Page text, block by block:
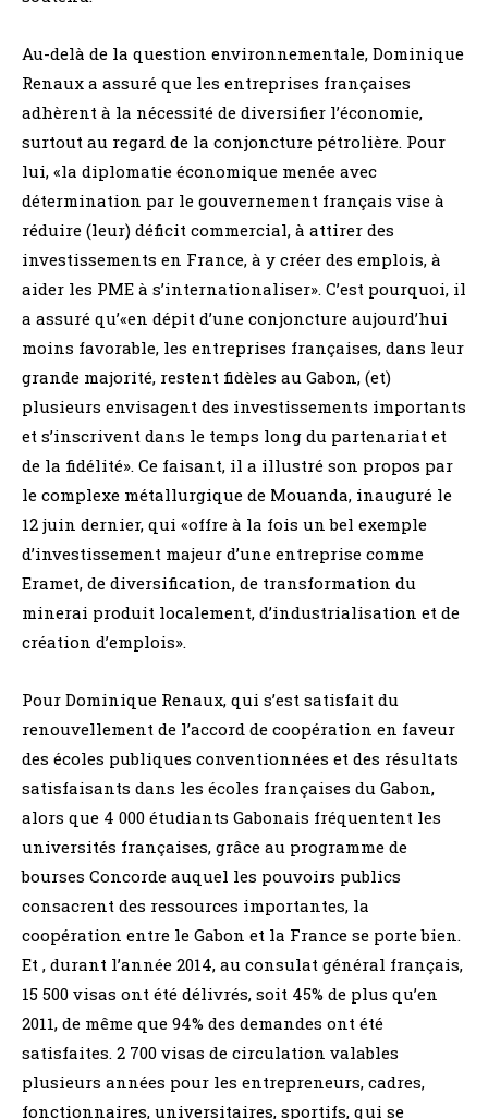
Au-delà de la question environnementale, Dominique
Renaux a assuré que les entreprises françaises
adhèrent à la nécessité de diversifier l’économie,
surtout au regard de la conjoncture pétrolière. Pour
lui, «la diplomatie économique menée avec
détermination par le gouvernement français vise à
réduire (leur) déficit commercial, à attirer des
investissements en France, à y créer des emplois, à
aider les PME à s’internationaliser». C’est pourquoi, il
a assuré qu’«en dépit d’une conjoncture aujourd’hui
moins favorable, les entreprises françaises, dans leur
grande majorité, restent fidèles au Gabon, (et)
plusieurs envisagent des investissements importants
et s’inscrivent dans le temps long du partenariat et
de la fidélité». Ce faisant, il a illustré son propos par
le complexe métallurgique de Mouanda, inauguré le
12 juin dernier, qui «offre à la fois un bel exemple
d’investissement majeur d’une entreprise comme
Eramet, de diversification, de transformation du
minerai produit localement, d’industrialisation et de
création d’emplois».
Pour Dominique Renaux, qui s’est satisfait du
renouvellement de l’accord de coopération en faveur
des écoles publiques conventionnées et des résultats
satisfaisants dans les écoles françaises du Gabon,
alors que 4 000 étudiants Gabonais fréquentent les
universités françaises, grâce au programme de
bourses Concorde auquel les pouvoirs publics
consacrent des ressources importantes, la
coopération entre le Gabon et la France se porte bien.
Et , durant l’année 2014, au consulat général français,
15 500 visas ont été délivrés, soit 45% de plus qu’en
2011, de même que 94% des demandes ont été
satisfaites. 2 700 visas de circulation valables
plusieurs années pour les entrepreneurs, cadres,
fonctionnaires, universitaires, sportifs, qui se